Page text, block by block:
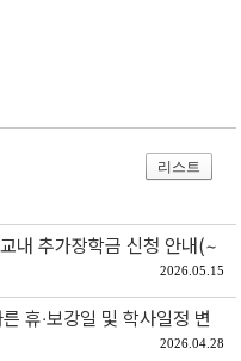
리스트
내 추가장학금 신청 안내(~
2026.05.15
휴‧보강일 및 학사일정 변
2026.04.28